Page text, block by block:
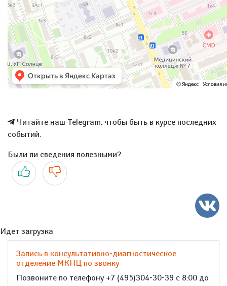
Читайте наш Telegram, чтобы быть в курсе последних
событий.
Были ли сведения полезными?
Да Нет
Идет загрузка
Запись в консультативно-диагностическое
отделение МКНЦ по звонку
Позвоните по телефону +7 (495)304-30-39 с 8:00 до